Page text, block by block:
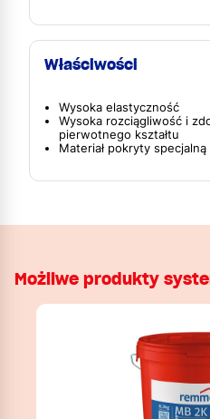
Właściwości
Wysoka elastyczność
Wysoka rozciągliwość i
pierwotnego kształtu
Materiał pokryty specjalną
Możliwe produkty